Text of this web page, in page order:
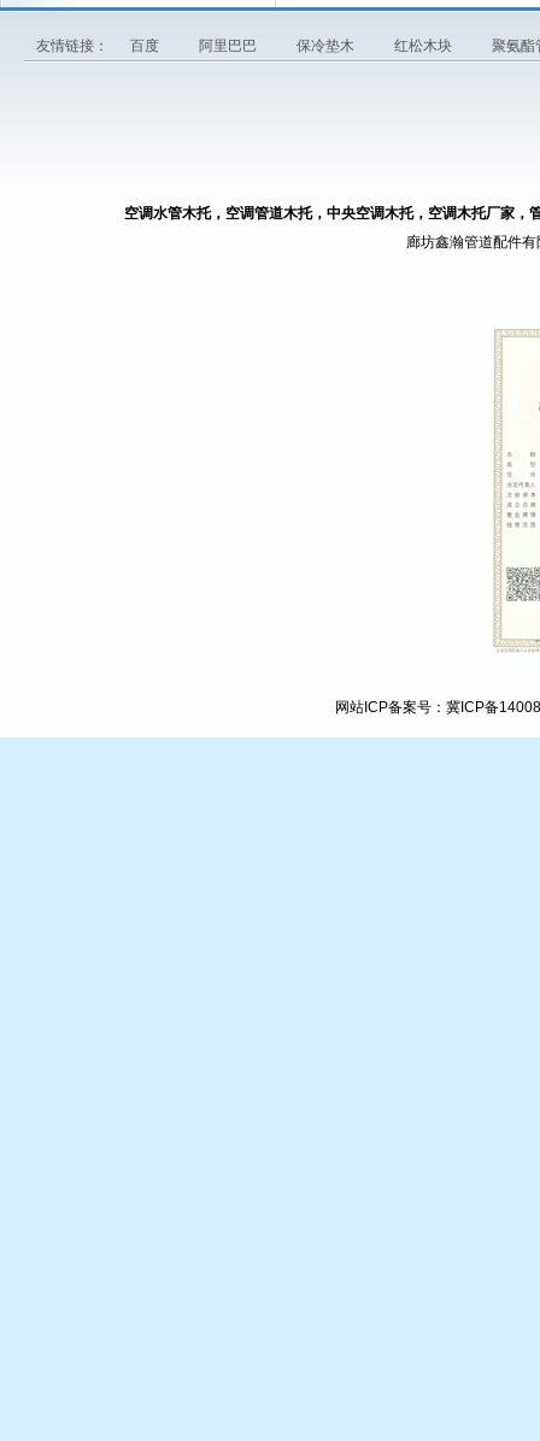
友情链接： 百度 阿里巴巴 保冷垫木 红松木块 聚氨
空调水管木托，空调管道木托，中央空调木托，空调木托厂家，
廊坊鑫瀚管道配件有限
网站ICP备案号： 冀ICP备